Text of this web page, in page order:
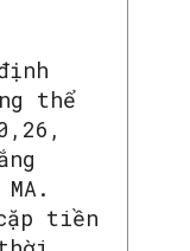
thể
tiền